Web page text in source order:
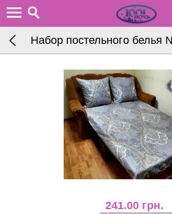
Набор постельного белья
241.00 грн.